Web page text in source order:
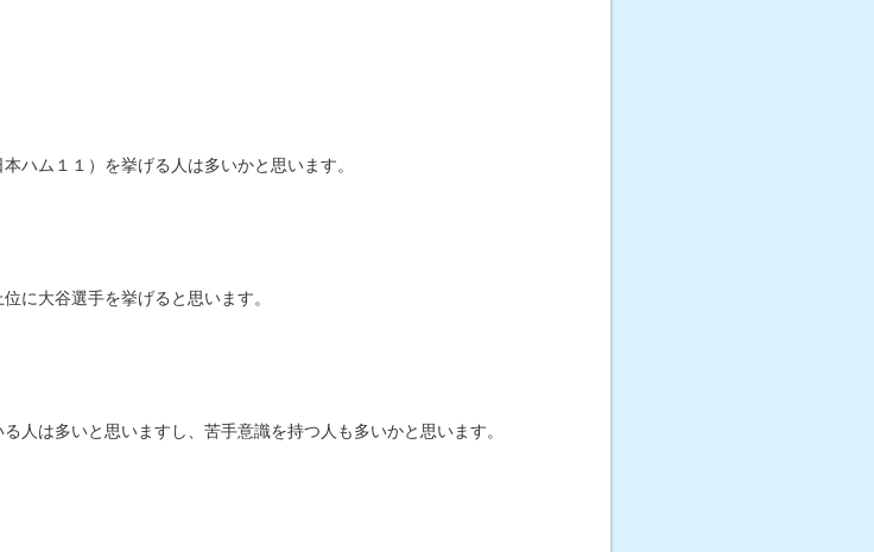
ハム１１）を挙げる人は多いかと思います。
に大谷選手を挙げると思います。
人は多いと思いますし、苦手意識を持つ人も多いかと思います。